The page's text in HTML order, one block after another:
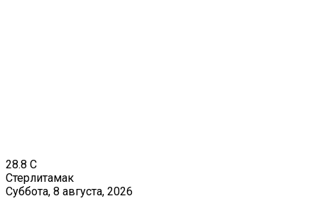
28.8 C
Стерлитамак
Суббота, 8 августа, 2026